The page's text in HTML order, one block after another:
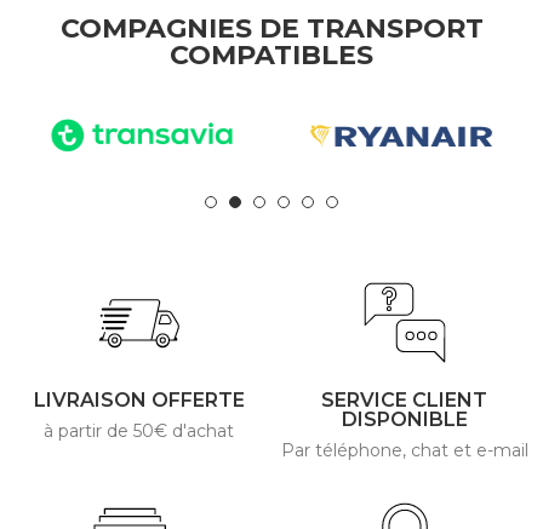
COMPAGNIES DE TRANSPORT
COMPATIBLES
LIVRAISON OFFERTE
à partir de 50€ d'achat
SERVICE CLIENT
DISPONIBLE
Par téléphone, chat et e-mail